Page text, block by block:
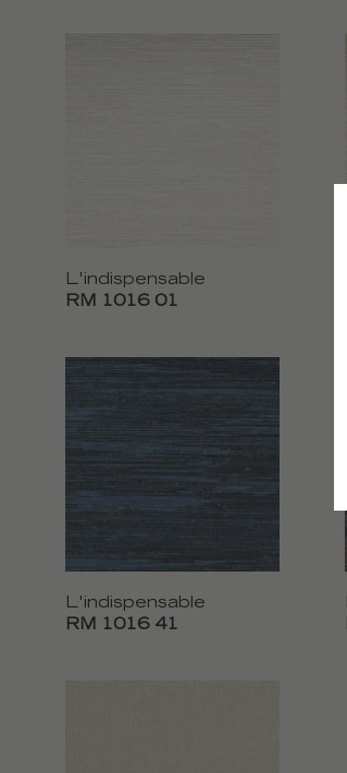
L'indispensable
RM 1016 01
L'indispensable
RM 1016 41